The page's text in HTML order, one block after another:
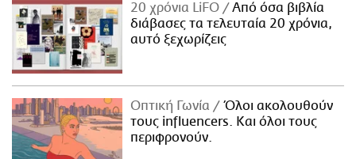
20 χρόνια LiFO
Από όσα βιβλία
διάβασες τα τελευταία 20 χρόνια,
αυτό ξεχωρίζεις
Οπτική Γωνία
Όλοι ακολουθούν
τους influencers. Και όλοι τους
περιφρονούν.